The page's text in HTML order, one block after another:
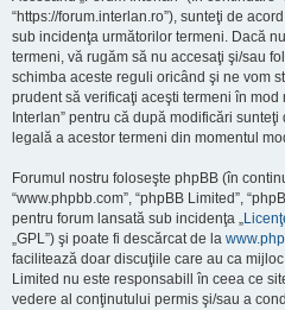
“https://forum.interlan.ro”), sunteţi de
sub incidenţa următorilor termeni. Dacă
termeni, vă rugăm să nu accesaţi şi/sau
schimba aceste reguli oricând şi ne vom
prudent să verificaţi aceşti termeni în mod
Interlan” pentru că după modificări
legală a acestor termeni din momentul
Forumul nostru foloseşte phpBB (în
“www.phpbb.com”, “phpBB Limited”,
pentru forum lansată sub incidenţa „
„GPL”) şi poate fi descărcat de la
facilitează doar discuţiile care au ca
Limited nu este responsabill în ceea ce
vedere al conţinutului permis şi/sau a